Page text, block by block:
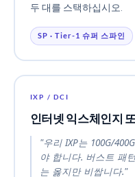
두 대를 스택하십시오.
SP · Tier-1 슈퍼 스파인
IXP / DCI
인터넷 익스체인지
"우리 IXP는 100G/
야 합니다. 버스트 패
는 옳지만 비쌉니다."